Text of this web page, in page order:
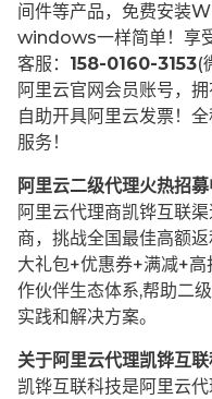
间件等产品，免费安装
windows一样简单！享
客服： 158-0160-3153(
阿里云官网会员账号，
自助开具阿里云发票！
服务！
阿里云二级代理火热招募
阿里云代理商凯铧互联
商，挑战全国最佳高额
大礼包+优惠券+满减+
作伙伴生态体系,帮助二
实践和解决方案。
关于阿里云代理凯铧互联
凯铧互联科技是阿里云